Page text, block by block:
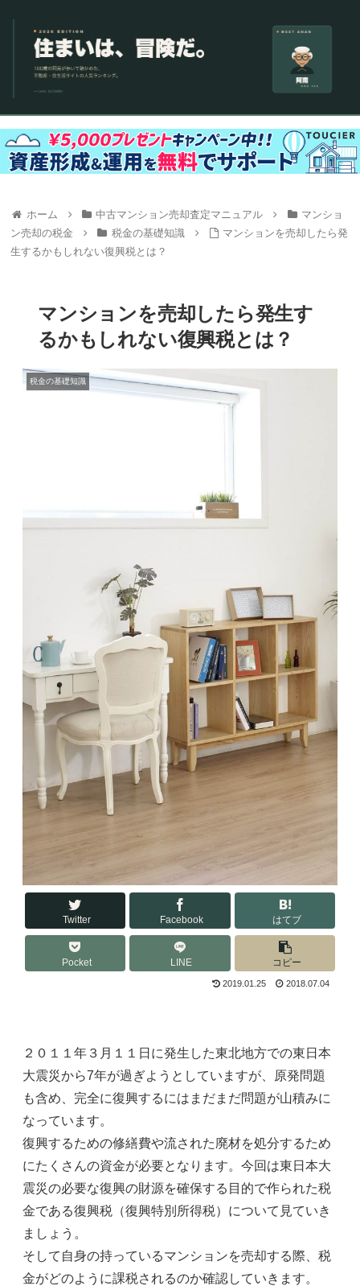
ホーム 中古マンション売却査定マニュアル
マンショ
ン売却の税金
税金の基礎知識
マンションを売却したら発
生するかもしれない復興税とは？
マンションを売却したら発生す
るかもしれない復興税とは？
税金の基礎知識
Twitter Facebook はてブ
Pocket LINE コピー
2019.01.25 2018.07.04
２０１１年３月１１日に発生した東北地方での東日本
大震災から7年が過ぎようとしていますが、原発問題
も含め、完全に復興するにはまだまだ問題が山積みに
なっています。
復興するための修繕費や流された廃材を処分するため
にたくさんの資金が必要となります。今回は東日本大
震災の必要な復興の財源を確保する目的で作られた税
金である復興税（復興特別所得税）について見ていき
ましょう。
そして自身の持っているマンションを売却する際、税
金がどのように課税されるのか確認していきます。